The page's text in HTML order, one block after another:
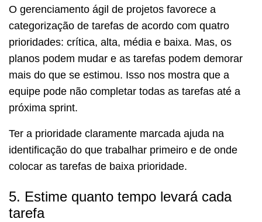
O gerenciamento ágil de projetos favorece a
categorização de tarefas de acordo com quatro
prioridades: crítica, alta, média e baixa. Mas, os
planos podem mudar e as tarefas podem demorar
mais do que se estimou. Isso nos mostra que a
equipe pode não completar todas as tarefas até a
próxima sprint.
Ter a prioridade claramente marcada ajuda na
identificação do que trabalhar primeiro e de onde
colocar as tarefas de baixa prioridade.
5. Estime quanto tempo levará cada
tarefa